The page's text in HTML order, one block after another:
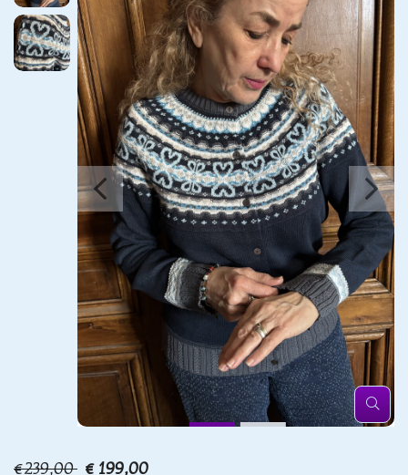
€239,00 € 199,00